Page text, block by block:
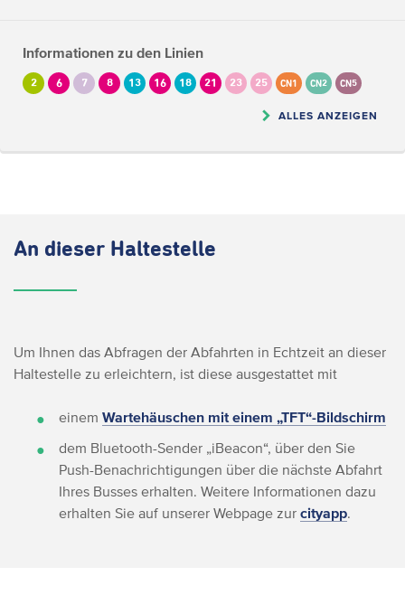
Informationen zu den Linien
2 6 7 8 13 16 18 21 23 25 CN1 CN2 CN5
ALLES ANZEIGEN
An dieser Haltestelle
Um Ihnen das Abfragen der Abfahrten in Echtzeit an dieser
Haltestelle zu erleichtern, ist diese ausgestattet mit
einem Wartehäuschen mit einem „TFT“-Bildschirm
dem Bluetooth-Sender „iBeacon“, über den Sie
Push-Benachrichtigungen über die nächste Abfahrt
Ihres Busses erhalten. Weitere Informationen dazu
erhalten Sie auf unserer Webpage zur cityapp.